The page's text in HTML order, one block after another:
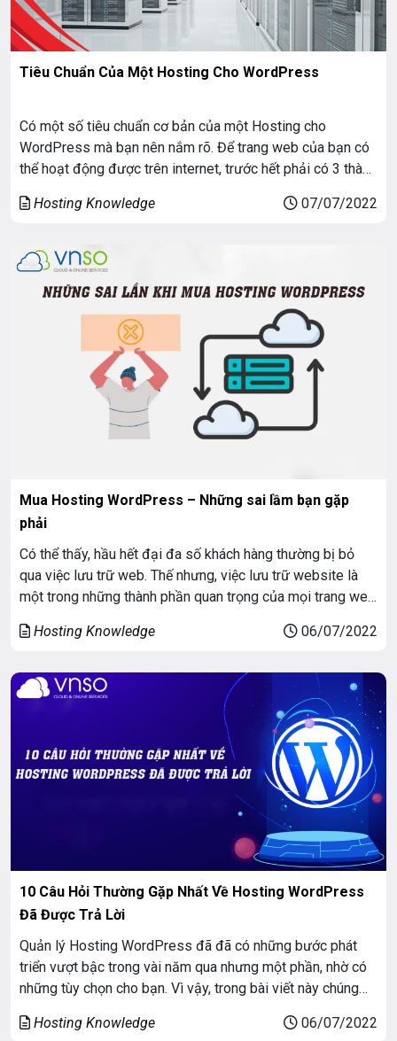
Tiêu Chuẩn Của Một Hosting Cho WordPress
Có một số tiêu chuẩn cơ bản của một Hosting cho
WordPress mà bạn nên nắm rõ. Để trang web của bạn có
thể hoạt động được trên internet, trước hết phải có 3 thành
hay đơn giản được gọi là tên miền là chuỗi […]
Hosting Knowledge 07/07/2022
Mua Hosting WordPress – Những sai lầm bạn gặp
phải
Có thể thấy, hầu hết đại đa số khách hàng thường bị bỏ
qua việc lưu trữ web. Thế nhưng, việc lưu trữ website là
một trong những thành phần quan trọng của mọi trang web
nhất cho nhu cầu của bạn. Có thể giúp bạn […]
Hosting Knowledge 06/07/2022
10 Câu Hỏi Thường Gặp Nhất Về Hosting WordPress
Đã Được Trả Lời
Quản lý Hosting WordPress đã đã có những bước phát
triển vượt bậc trong vài năm qua nhưng một phần, nhờ có
những tùy chọn cho bạn. Vì vậy, trong bài viết này chúng
cung cấp dịch vụ lưu trữ web […]
Hosting Knowledge 06/07/2022